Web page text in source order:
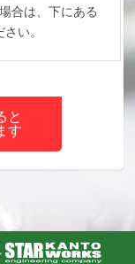
合は、下にある
い。
と
す